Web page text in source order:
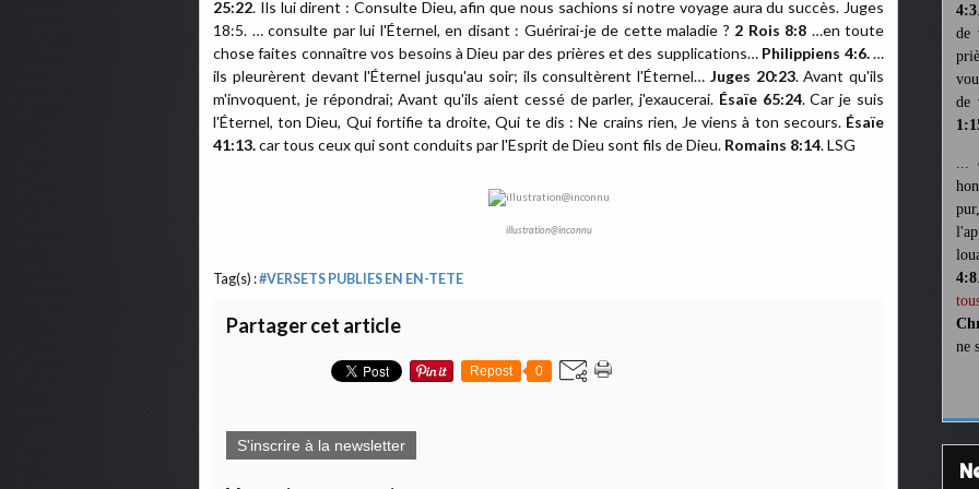
25:22. Ils lui dirent : Consulte Dieu, afin que nous sachions si notre voyage aura du succès. Juges
18:5. … consulte par lui l'Éternel, en disant : Guérirai-je de cette maladie ? 2 Rois 8:8 …en toute
chose faites connaître vos besoins à Dieu par des prières et des supplications… Philippiens 4:6.…
ils pleurèrent devant l'Éternel jusqu'au soir; ils consultèrent l'Éternel… Juges 20:23. Avant qu'ils
m'invoquent, je répondrai; Avant qu'ils aient cessé de parler, j'exaucerai. Ésaïe 65:24. Car je suis
l'Éternel, ton Dieu, Qui fortifie ta droite, Qui te dis : Ne crains rien, Je viens à ton secours. Ésaïe
41:13.car tous ceux qui sont conduits par l'Esprit de Dieu sont fils de Dieu. Romains 8:14. LSG
illustration@inconnu
Tag(s) :#VERSETS PUBLIES EN EN-TETE
Partager cet article
Repost 0
S'inscrire à la newsletter
4:3
de
de
...
4:8
ne